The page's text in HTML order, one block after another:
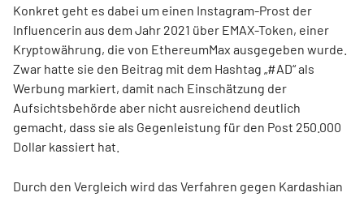
Konkret geht es dabei um einen Instagram-Prost der
Influencerin aus dem Jahr 2021 über EMAX-Token, einer
Kryptowährung, die von EthereumMax ausgegeben wurde.
Zwar hatte sie den Beitrag mit dem Hashtag „#AD“ als
Werbung markiert, damit nach Einschätzung der
Aufsichtsbehörde aber nicht ausreichend deutlich
gemacht, dass sie als Gegenleistung für den Post 250.000
Dollar kassiert hat.
Durch den Vergleich wird das Verfahren gegen Kardashian